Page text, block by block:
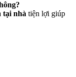
tại nhà tiện lợi giúp